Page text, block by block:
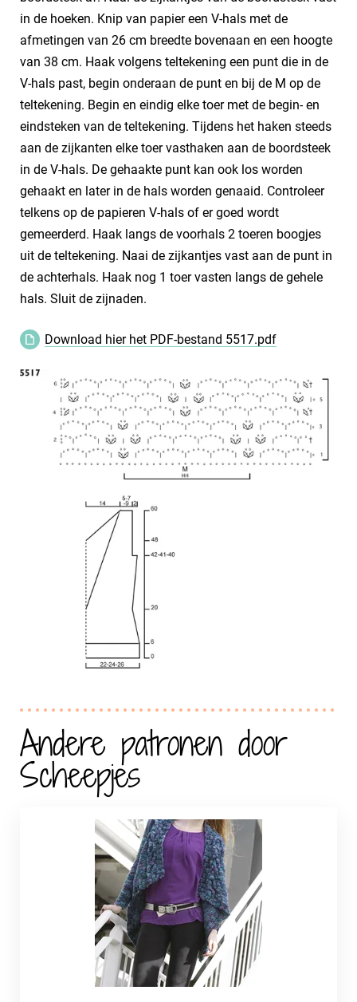
in de hoeken. Knip van papier een V-hals met de
afmetingen van 26 cm breedte bovenaan en een hoogte
van 38 cm. Haak volgens teltekening een punt die in de
V-hals past, begin onderaan de punt en bij de M op de
teltekening. Begin en eindig elke toer met de begin- en
eindsteken van de teltekening. Tijdens het haken steeds
aan de zijkanten elke toer vasthaken aan de boordsteek
in de V-hals. De gehaakte punt kan ook los worden
gehaakt en later in de hals worden genaaid. Controleer
telkens op de papieren V-hals of er goed wordt
gemeerderd. Haak langs de voorhals 2 toeren boogjes
uit de teltekening. Naai de zijkantjes vast aan de punt in
de achterhals. Haak nog 1 toer vasten langs de gehele
hals. Sluit de zijnaden.
Download hier het PDF-bestand 5517.pdf
Andere patronen door
Scheepjes